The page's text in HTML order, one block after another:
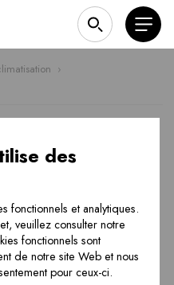
›
des
fonctionnels et analytiques.
veuillez consulter notre
fonctionnels sont
de notre site Web et nous
pour ceux-ci.